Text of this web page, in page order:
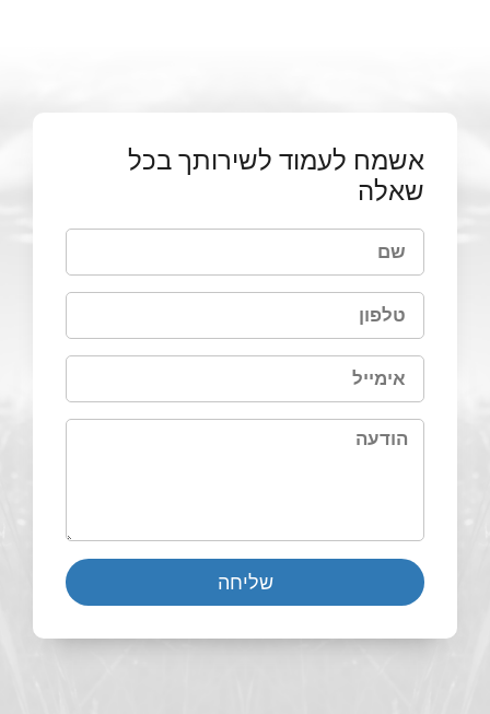
אשמח לעמוד לשירותך בכל
שאלה
שליחה